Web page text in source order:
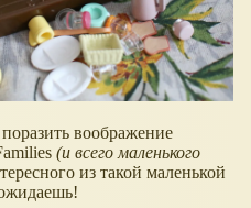
воображение
(и всего маленького
из такой маленькой